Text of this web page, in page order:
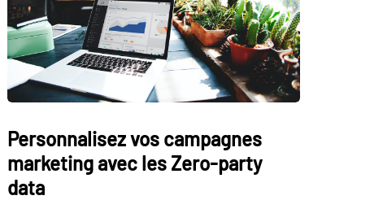
Personnalisez vos campagnes
marketing avec les Zero-party
data